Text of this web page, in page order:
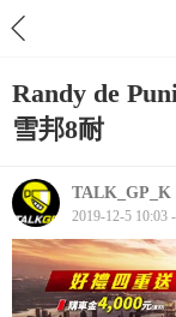
Randy de
雪邦8耐
TALK_GP_K
2019-12-5 10:03